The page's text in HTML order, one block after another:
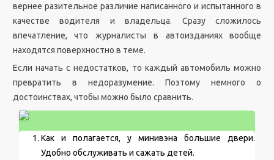
вернее разительное различие написанного и испытанного в
качестве водителя и владельца. Сразу сложилось
впечатление, что журналисты в автоизданиях вообще
находятся поверхностно в теме.
Если начать с недостатков, то каждый автомобиль можно
превратить в недоразумение. Поэтому немного о
достоинствах, чтобы можно было сравнить.
Как и полагается, у минивэна большие двери.
Удобно обслуживать и сажать детей.